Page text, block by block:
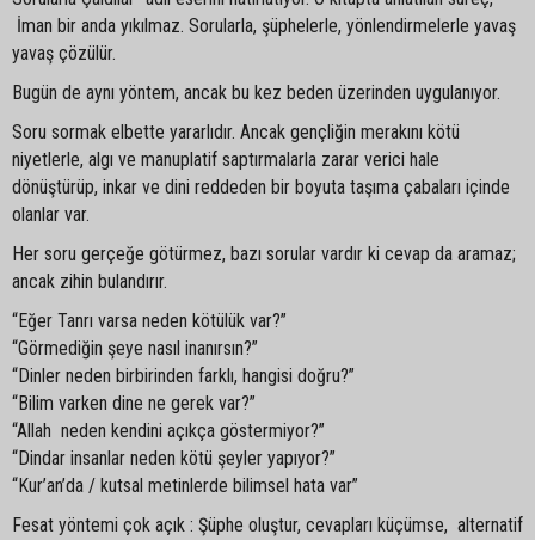
İman bir anda yıkılmaz. Sorularla, şüphelerle, yönlendirmelerle yavaş
yavaş çözülür.
Bugün de aynı yöntem, ancak bu kez beden üzerinden uygulanıyor.
Soru sormak elbette yararlıdır. Ancak gençliğin merakını kötü
niyetlerle, algı ve manuplatif saptırmalarla zarar verici hale
dönüştürüp, inkar ve dini reddeden bir boyuta taşıma çabaları içinde
olanlar var.
Her soru gerçeğe götürmez, bazı sorular vardır ki cevap da aramaz;
ancak zihin bulandırır.
“Eğer Tanrı varsa neden kötülük var?”
“Görmediğin şeye nasıl inanırsın?”
“Dinler neden birbirinden farklı, hangisi doğru?”
“Bilim varken dine ne gerek var?”
“Allah neden kendini açıkça göstermiyor?”
“Dindar insanlar neden kötü şeyler yapıyor?”
“Kur’an’da / kutsal metinlerde bilimsel hata var”
Fesat yöntemi çok açık : Şüphe oluştur, cevapları küçümse, alternatif